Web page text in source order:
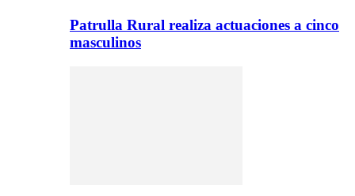
Patrulla Rural realiza actuaciones a cinco
masculinos